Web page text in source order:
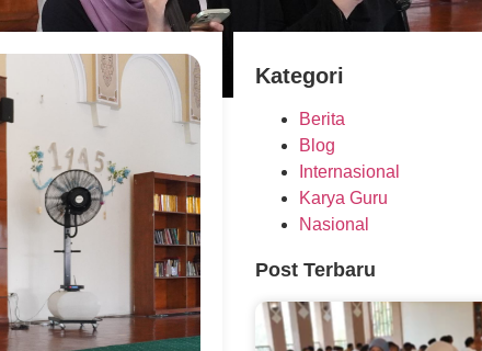
Kategori
Berita
Blog
Internasional
Karya Guru
Nasional
Post Terbaru